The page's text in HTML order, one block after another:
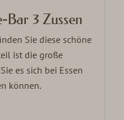
Bar 3 Zussen
Sie diese schöne
ist die große
es sich bei Essen
können.